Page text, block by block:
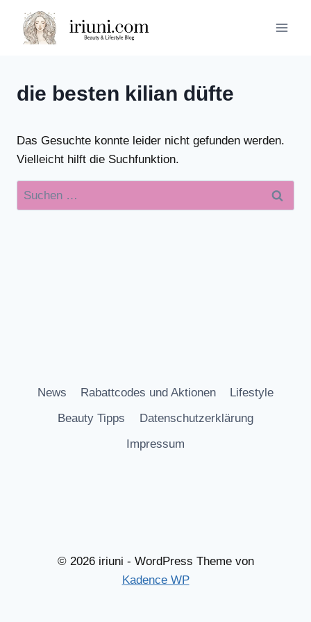
Inhalt
springen
die besten kilian düfte
Das Gesuchte konnte leider nicht gefunden werden.
Vielleicht hilft die Suchfunktion.
Suchen
nach:
News Rabattcodes und Aktionen
Lifestyle
Beauty Tipps
Datenschutzerklärung
Impressum
© 2026 iriuni - WordPress Theme von
Kadence WP